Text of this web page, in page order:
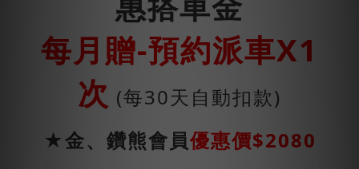
每月贈-預約派車X1
次 (每30天自動扣款)
★金、鑽熊會員優惠價$2080